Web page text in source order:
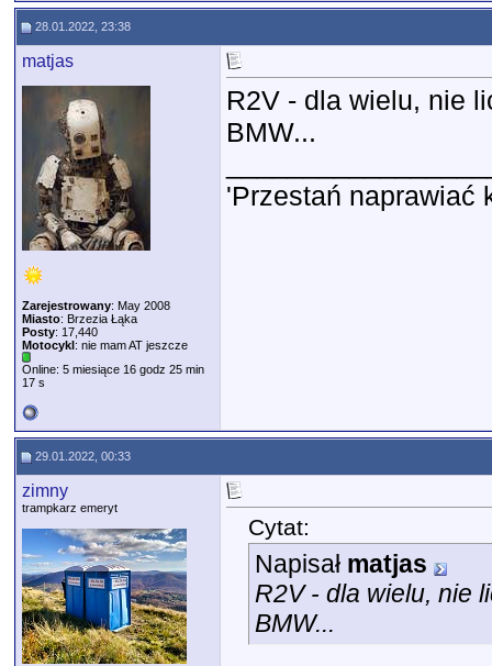
28.01.2022, 23:38
matjas
Zarejestrowany: May 2008
Miasto: Brzezia Łąka
Posty: 17,440
Motocykl: nie mam AT jeszcze
Online: 5 miesiące 16 godz 25 min
17 s
R2V - dla wielu, nie
BMW...
'Przestań naprawiać
29.01.2022, 00:33
zimny
trampkarz emeryt
Cytat:
Napisał matjas
R2V - dla wielu, nie
BMW...